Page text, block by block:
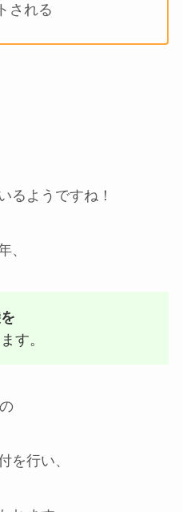
される
るようですね！
、
す。
を行い、